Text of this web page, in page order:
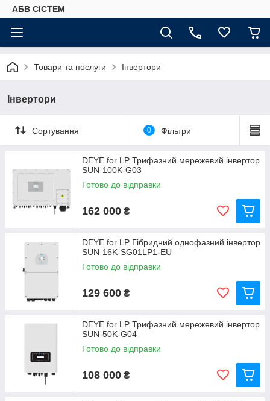
АБВ СІСТЕМ
Товари та послуги Інвертори
Інвертори
Сортування 0 Фільтри
DEYE for LP Трифазний мережевий інвертор
SUN-100K-G03
Готово до відправки
162 000 ₴
DEYE for LP Гібридний однофазний інвертор
SUN-16K-SG01LP1-EU
Готово до відправки
129 600 ₴
DEYE for LP Трифазний мережевий інвертор
SUN-50K-G04
Готово до відправки
108 000 ₴